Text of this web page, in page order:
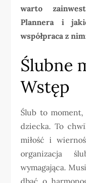
warto
Plannera i
współpraca z
Ślubne
Wstęp
Ślub to
dziecka. To
miłość i
organizacja
wymagająca.
dbać o